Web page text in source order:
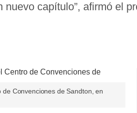
capítulo”, afirmó el
Convenciones de Sandton, en